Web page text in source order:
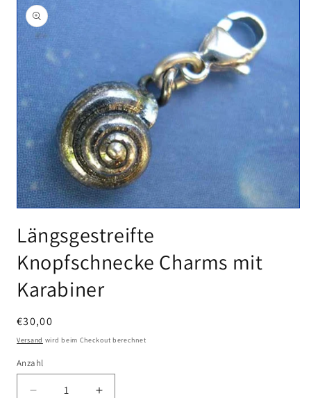
Modal
öffnen
Längsgestreifte
Knopfschnecke Charms mit
Karabiner
Normaler
Preis
€30,00
Versand wird beim Checkout berechnet
Anzahl
Anzahl